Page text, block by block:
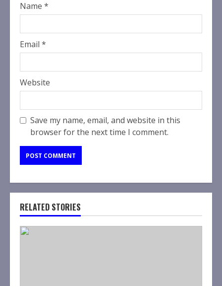
Name *
Email *
Website
Save my name, email, and website in this
browser for the next time I comment.
RELATED STORIES